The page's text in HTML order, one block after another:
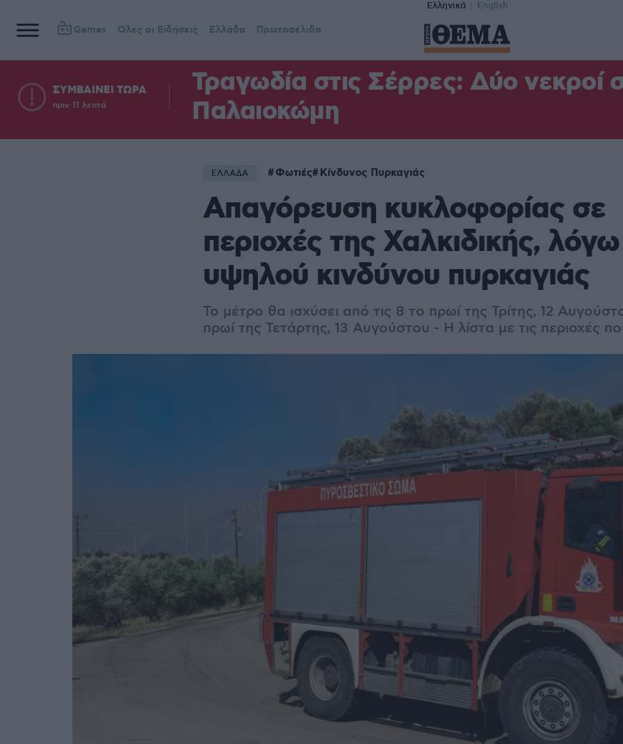
Ελληνικά English
Games Όλες οι Ειδήσεις Ελλάδα Πρωτοσέλιδα
ΣΥΜΒΑΙΝΕΙ ΤΩΡΑ
πριν 11 λεπτά
Τραγωδία στις Σέρρες: Δύο νεκροί
Παλαιοκώμη
ΕΛΛΑΔΑ Φωτιές Κίνδυνος Πυρκαγιάς
Απαγόρευση κυκλοφορίας σε
περιοχές της Χαλκιδικής,
υψηλού κινδύνου πυρκαγιάς
Το μέτρο θα ισχύσει από τις 8 το πρωί της Τρίτης, 12
πρωί της Τετάρτης, 13 Αυγούστου - Η λίστα με τις περιοχές